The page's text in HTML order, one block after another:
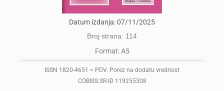
Datum izdanja:07/11/2025
Broj strana: 114
Format: A5
ISSN 1820-4651 = PDV. Porez na dodatu vrednost
COBISS.SR-ID 119255308